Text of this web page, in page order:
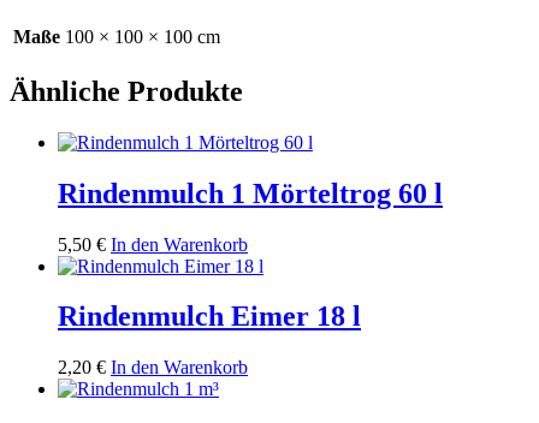
Maße 100 × 100 × 100 cm
Ähnliche Produkte
Rindenmulch 1 Mörteltrog 60 l
5,50 € In den Warenkorb
Rindenmulch Eimer 18 l
2,20 € In den Warenkorb